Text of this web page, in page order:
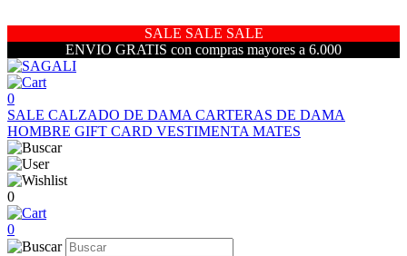
SALE SALE SALE
ENVIO GRATIS con compras mayores a 6.000
0
SALE CALZADO DE DAMA CARTERAS DE DAMA
HOMBRE GIFT CARD VESTIMENTA MATES
0
0